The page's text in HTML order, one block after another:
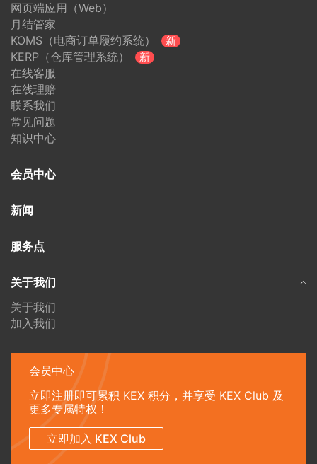
网页端应用（Web）
月结管家
KOMS（电商订单履约系统）
新
KERP（仓库管理系统） 新
在线客服
在线理赔
联系我们
常见问题
知识中心
会员中心
新闻
服务点
关于我们
关于我们
加入我们
会员中心
立即注册即可累积 KEX 积分，并享受 KEX Club 及
更多专属特权！
立即加入 KEX Club